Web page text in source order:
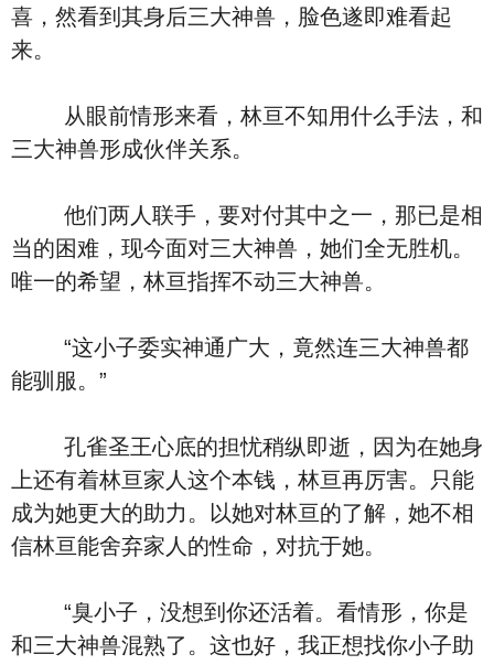
喜，然看到其身后三大神兽，脸色遂即难看起
来。
从眼前情形来看，林亘不知用什么手法，和
三大神兽形成伙伴关系。
他们两人联手，要对付其中之一，那已是相
当的困难，现今面对三大神兽，她们全无胜机。
唯一的希望，林亘指挥不动三大神兽。
“这小子委实神通广大，竟然连三大神兽都
能驯服。”
孔雀圣王心底的担忧稍纵即逝，因为在她身
上还有着林亘家人这个本钱，林亘再厉害。只能
成为她更大的助力。以她对林亘的了解，她不相
信林亘能舍弃家人的性命，对抗于她。
“臭小子，没想到你还活着。看情形，你是
和三大神兽混熟了。这也好，我正想找你小子助